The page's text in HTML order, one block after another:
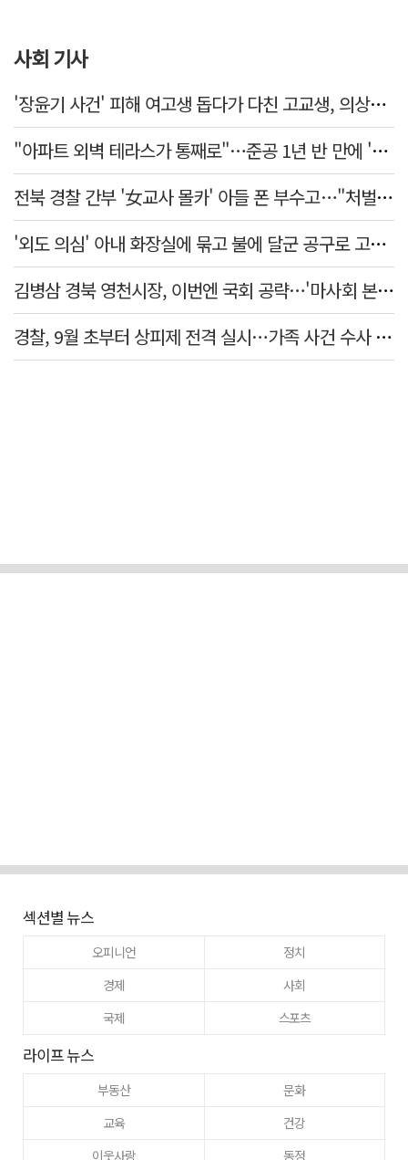
사회 기사
'장윤기 사건' 피해 여고생 돕다가 다친 고교생, 의상자 인정
"아파트 외벽 테라스가 통째로"…준공 1년 반 만에 '아찔 사고'
전북 경찰 간부 '女교사 몰카' 아들 폰 부수고…"처벌 못하는 사안" 내부망에 글
'외도 의심' 아내 화장실에 묶고 불에 달군 공구로 고문…남편 검거
김병삼 경북 영천시장, 이번엔 국회 공략…'마사회 본사 이전·광역교통망 확충' 요청
경찰, 9월 초부터 상피제 전격 실시…가족 사건 수사 못해
섹션별 뉴스
오피니언
정치
경제
사회
국제
스포츠
라이프 뉴스
부동산
문화
교육
건강
이웃사랑
동정